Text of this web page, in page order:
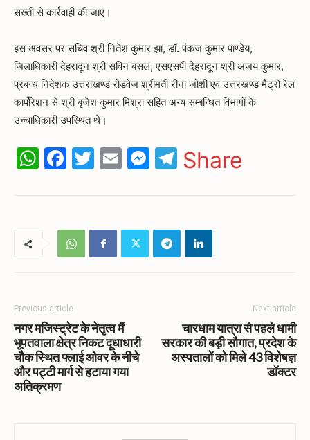
सख्ती से कार्रवाही की जाए।
इस अवसर पर सचिव श्री नितेश कुमार झा, डॉ. पंकज कुमार पाण्डेय,
जिलाधिकारी देहरादून श्री सविन बंसल, एसएसपी देहरादून श्री अजय कुमार,
प्रबन्ध निदेशक उत्तराखण्ड रोडवेज श्रीमती रीना जोशी एवं उत्तरखण्ड मैट्रो रेल
कार्पोरेशन से श्री बृजेश कुमार मिश्रा सहित अन्य सम्बन्धित विभागों के
उच्चाधिकारी उपस्थित थे।
WhatsApp
Facebook
Twitter
EmailMessenger
Telegram
Share
Previous article
नगर मजिस्ट्रेट के नेतृत्व में
भूपतवाला क्षेत्र निकट दूधाधारी
चौक स्थित फ्लाई ओवर के नीचे
और पट्टी मार्ग से हटाया गया
अतिक्रमण
Next article
चारधाम यात्रा से पहले धामी
सरकार की बड़ी सौगात, प्रदेश के
अस्पतालों को मिले 43 विशेषज्ञ
डॉक्टर